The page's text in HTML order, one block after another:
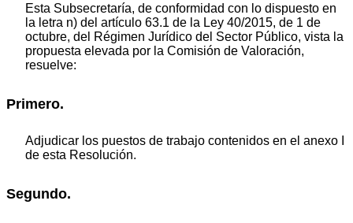
Esta Subsecretaría, de conformidad con lo dispuesto en
la letra n) del artículo 63.1 de la Ley 40/2015, de 1 de
octubre, del Régimen Jurídico del Sector Público, vista la
propuesta elevada por la Comisión de Valoración,
resuelve:
Primero.
Adjudicar los puestos de trabajo contenidos en el anexo I
de esta Resolución.
Segundo.